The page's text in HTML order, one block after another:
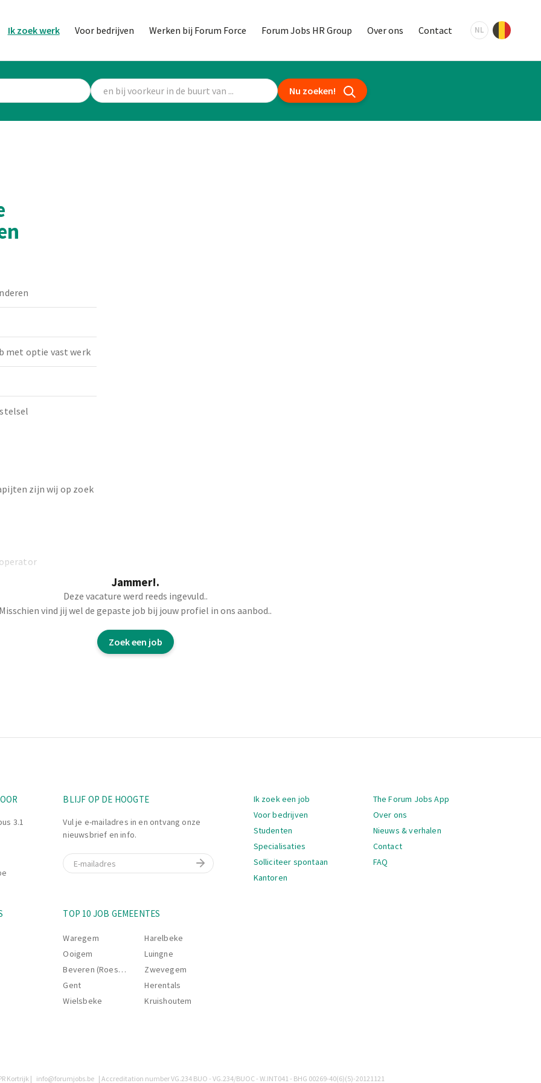
Ik zoek werk Voor bedrijven Werken bij Forum Force Forum Jobs HR Group Over ons Contact NL
Nu zoeken!
met optie vast werk
zijn wij op zoek
weer afhalen.
Jammer!.
Deze vacature werd reeds ingevuld..
Misschien vind jij wel de gepaste job bij jouw profiel in ons aanbod..
Zoek een job
3.1
BLIJF OP DE HOOGTE
Vul je e-mailadres in en ontvang onze
nieuwsbrief en info.
E-mail
Navigatie
Ik zoek een job
Voor bedrijven
Studenten
Specialisaties
Solliciteer spontaan
Kantoren
The Forum Jobs App
Over ons
Nieuws & verhalen
Contact
FAQ
TOP 10 JOB GEMEENTES
Waregem
Ooigem
Beveren (Roeselare)
Gent
Wielsbeke
Harelbeke
Luingne
Zwevegem
Herentals
Kruishoutem
Kortrijk | info@forumjobs.be | Accreditation number VG.234 BUO - VG.234/BUOC - W.INT041 - BHG 00269-40(6)(5)-20121121